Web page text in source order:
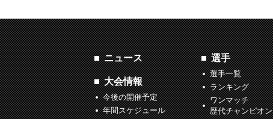
ニュース
大会情報
今後の開催予定
年間スケジュール
選手
選手一覧
ランキング
ワンマッチ
歴代チャンピオン